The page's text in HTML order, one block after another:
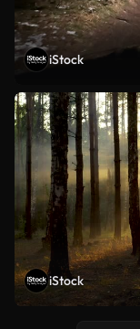
iStock
iStock